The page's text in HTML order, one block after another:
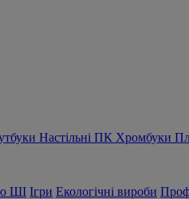
Настільні ПК Хромбуки
ШІ Ігри Екологічні вироби